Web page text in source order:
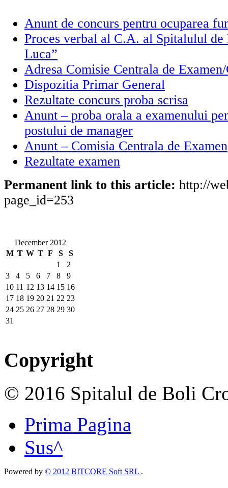
Anunt de concurs pentru ocuparea
Proces verbal al C.A. al Spitalulul
Luca”
Adresa Comisie Centrala de
Dispozitia Primar General
Rezultate concurs proba scrisa
Anunt – proba orala a examenului
postului de manager
Anunt – Comisia Centrala de Examen
Rezultate examen
Permanent link to this article: http://
page_id=253
December 2012
M T W T F S
S
1
2
3
4 5 6 7 8
9
10 11 12 13 14 15 16
17 18 19 20 21 22 23
24 25 26 27 28 29 30
31
Copyright
© 2016 Spitalul de Boli
Prima Pagina
Sus^
Powered by © 2012 BITCORE Soft SRL .